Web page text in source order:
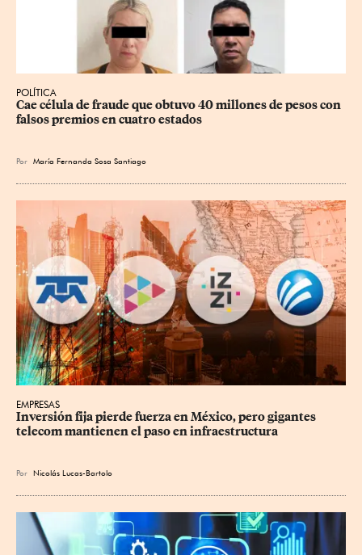
POLÍTICA
Cae célula de fraude que obtuvo 40 millones de pesos con
falsos premios en cuatro estados
Por María Fernanda Sosa Santiago
EMPRESAS
Inversión fija pierde fuerza en México, pero gigantes
telecom mantienen el paso en infraestructura
Por Nicolás Lucas-Bartolo